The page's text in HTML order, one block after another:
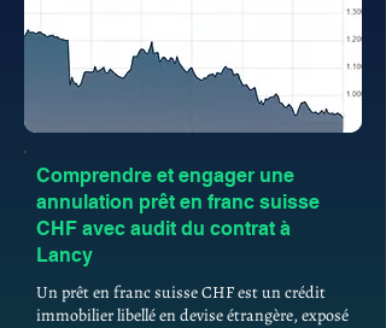
Comprendre et engager une
annulation prêt en franc suisse
CHF avec audit du contrat à
Lancy
Un prêt en franc suisse CHF est un crédit
immobilier libellé en devise étrangère, exposé